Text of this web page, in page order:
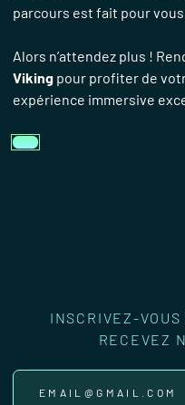
parcours est fait pour
Alors n’attendez plus !
Viking pour profiter de
expérience immersive
INSCRIVEZ-
RECEVEZ